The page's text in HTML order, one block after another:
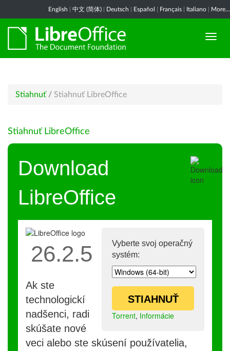
English 中文 (简体) Deutsch Español Français Italiano More...
Stiahnuť / Stiahnuť LibreOffice
Stiahnuť LibreOffice
Download
LibreOffice
Vyberte svoj operačný
systém:
STIAHNUŤ
Torrent, Informácie
26.2.5
Ak ste
technologickí
nadšenci, radi
skúšate nové
veci alebo ste skúsení používatelia,